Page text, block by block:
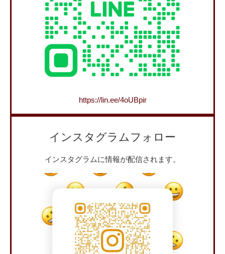
https://lin.ee/4oUBpir
インスタグラムフォロー
インスタグラムに情報が配信されます。